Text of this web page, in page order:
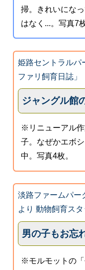
掃。きれいにな
はなく...。写真7枚
姫路セントラルパ
ファリ飼育日誌」
ジャングル館
※リニューアル
子。なぜかエボ
中。写真4枚。
淡路ファームパー
より 動物飼育ス
男の子もお忘
※モルモットの